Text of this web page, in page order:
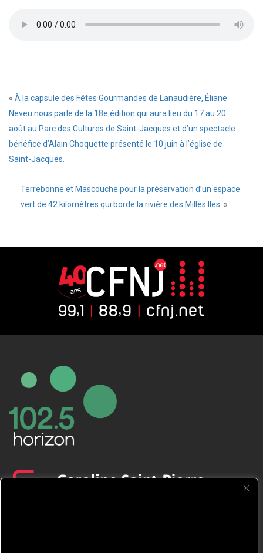
« À la capsule des Fêtes Gourmandes de Lanaudière, Éliane
Neveu nous parle de la 18e édition qui aura lieu du 17 au 20
août au Parc des Cultures de Saint-Jacques et d’un spectacle
bénéfice d’Alain Choquette présenté le 10 juin à l’église de
Saint-Jacques.
Terrebonne et Mascouche pour la préservation d’un espace
vert de 42 kilomètres qui borde la rivière des Milles Iles. »